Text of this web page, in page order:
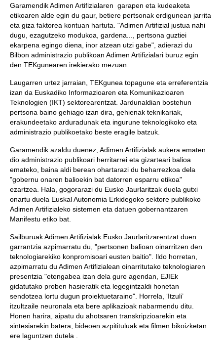
Garamendik Adimen Artifizialaren garapen eta kudeaketa
etikoaren alde egin du gaur, betiere pertsonak erdigunean jarrita
eta giza faktorea kontuan hartuta. "Adimen Artifizial justua nahi
dugu, ezagutzeko modukoa, gardena..., pertsona guztiei
ekarpena egingo diena, inor atzean utzi gabe", adierazi du
Bilbon administrazio publikoan Adimen Artifizialari buruz egin
den TEKgunearen irekierako mezuan.
Laugarren urtez jarraian, TEKgunea topagune eta erreferentzia
izan da Euskadiko Informazioaren eta Komunikazioaren
Teknologien (IKT) sektorearentzat. Jardunaldian bostehun
pertsona baino gehiago izan dira, gehienak teknikariak,
erakundeetako arduradunak eta ingurune teknologikoko eta
administrazio publikoetako beste eragile batzuk.
Garamendik azaldu duenez, Adimen Artifizialak aukera ematen
dio administrazio publikoari herritarrei eta gizarteari balioa
emateko, baina aldi berean ohartarazi du beharrezkoa dela
"gobernu onaren balioekin bat datorren esparru etikoa"
ezartzea. Hala, gogorarazi du Eusko Jaurlaritzak duela gutxi
onartu duela Euskal Autonomia Erkidegoko sektore publikoko
Adimen Artifizialeko sistemen eta datuen gobernantzaren
Manifestu etiko bat.
Sailburuak Adimen Artifizialak Eusko Jaurlaritzarentzat duen
garrantzia azpimarratu du, "pertsonen balioan oinarritzen den
teknologiarekiko konpromisoari eusten baitio". Ildo horretan,
azpimarratu du Adimen Artifizialean oinarritutako teknologiaren
presentzia "etengabea izan dela gure agendan, EJIEk
gidatutako proben hasieratik eta legegintzaldi honetan
sendotzea lortu dugun proiektuetaraino". Horrela, ‘Itzuli’
itzultzaile neuronala eta bere aplikazioak nabarmendu ditu.
Honen harira, aipatu du ahotsaren transkripzioarekin eta
sintesiarekin batera, bideoen azpitituluak eta filmen bikoizketan
ere laguntzen dutela .